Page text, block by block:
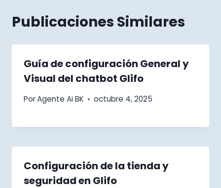
Publicaciones Similares
Guía de configuración General y
Visual del chatbot Glifo
PorAgente Ai BK octubre 4, 2025
Configuración de la tienda y
seguridad en Glifo